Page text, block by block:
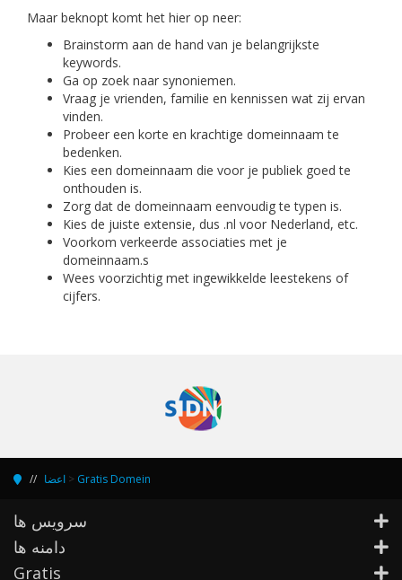
Maar beknopt komt het hier op neer:
Brainstorm aan de hand van je belangrijkste
keywords.
Ga op zoek naar synoniemen.
Vraag je vrienden, familie en kennissen wat zij ervan
vinden.
Probeer een korte en krachtige domeinnaam te
bedenken.
Kies een domeinnaam die voor je publiek goed te
onthouden is.
Zorg dat de domeinnaam eenvoudig te typen is.
Kies de juiste extensie, dus .nl voor Nederland, etc.
Voorkom verkeerde associaties met je
domeinnaam.s
Wees voorzichtig met ingewikkelde leestekens of
cijfers.
اعضا > Gratis Domein
سرویس ها
دامنه ها
Gratis